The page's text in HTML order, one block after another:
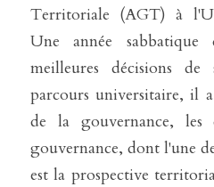
Territoriale (AGT) à
Une année
meilleures décisions
parcours universitaire, il
de la gouvernance, les
gouvernance, dont l'une
est la prospective